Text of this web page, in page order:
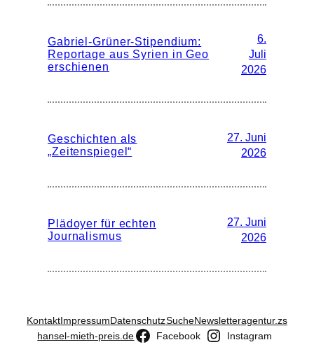
Gabriel-Grüner-Stipendium:
Reportage aus Syrien in Geo
erschienen
6.
Juli
2026
Geschichten als
„Zeitenspiegel“
27. Juni
2026
Plädoyer für echten
Journalismus
27. Juni
2026
KontaktImpressumDatenschutzSucheNewsletteragentur.zs
hansel-mieth-preis.de
Facebook Instagram